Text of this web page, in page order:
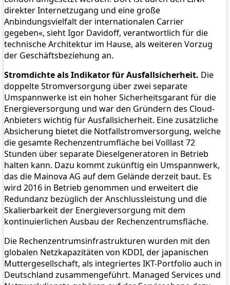
direkter Internetzugang und eine große
Anbindungsvielfalt der internationalen Carrier
gegeben«, sieht Igor Davidoff, verantwortlich für die
technische Architektur im Hause, als weiteren Vorzug
der Geschäftsbeziehung an.
Stromdichte als Indikator für Ausfallsicherheit. Die
doppelte Stromversorgung über zwei separate
Umspannwerke ist ein hoher Sicherheitsgarant für die
Energieversorgung und war den Gründern des Cloud-
Anbieters wichtig für Ausfallsicherheit. Eine zusätzliche
Absicherung bietet die Notfallstromversorgung, welche
die gesamte Rechenzentrumfläche bei Volllast 72
Stunden über separate Dieselgeneratoren in Betrieb
halten kann. Dazu kommt zukünftig ein Umspannwerk,
das die Mainova AG auf dem Gelände derzeit baut. Es
wird 2016 in Betrieb genommen und erweitert die
Redundanz bezüglich der Anschlussleistung und die
Skalierbarkeit der Energieversorgung mit dem
kontinuierlichen Ausbau der Rechenzentrumsfläche.
Die Rechenzentrumsinfrastrukturen wurden mit den
globalen Netzkapazitäten von KDDI, der japanischen
Muttergesellschaft, als integriertes IKT-Portfolio auch in
Deutschland zusammengeführt. Managed Services und